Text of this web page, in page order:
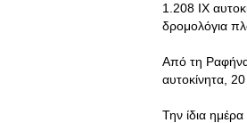
1.208 ΙΧ
δρομολόγια
Από τη
αυτοκίνητα,
Την ίδια